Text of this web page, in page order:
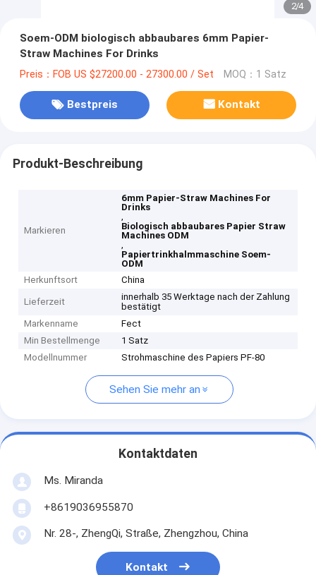
2/4
Soem-ODM biologisch abbaubares 6mm Papier-
Straw Machines For Drinks
Preis：FOB US $27200.00 - 27300.00 / Set MOQ：1 Satz
Bestpreis Kontakt
Produkt-Beschreibung
Markieren
6mm Papier-Straw Machines For
Drinks
,
Biologisch abbaubares Papier Straw
Machines ODM
,
Papiertrinkhalmmaschine Soem-
ODM
Herkunftsort
China
Lieferzeit
innerhalb 35 Werktage nach der Zahlung
bestätigt
Markenname
Fect
Min Bestellmenge
1 Satz
Modellnummer
Strohmaschine des Papiers PF-80
Sehen Sie mehr an
Kontaktdaten
Ms. Miranda
+8619036955870
Nr. 28-, ZhengQi, Straße, Zhengzhou, China
Kontakt